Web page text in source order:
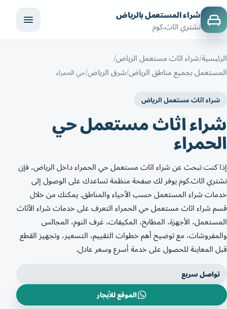
شراء المستعمل بالرياض
نشتري اثاث.كوم
الرئيسية شراء اثاث مستعمل الرياض
المستعمل بجميع مناطق الرياض شرق الرياض حي الحمراء
شراء اثاث مستعمل الرياض
شراء اثاث مستعمل حي
الحمراء
إذا كنت تبحث عن شراء اثاث مستعمل حي الحمراء داخل الرياض، فإن
نشتري اثاث.كوم يوفر لك صفحة منظمة تساعدك على الوصول إلى
خدمات شراء المستعمل حسب الأحياء والمناطق. يمكنك من خلال
قسم شراء اثاث مستعمل حي الحمراء التعرف على خدمات شراء الأثاث
المستعمل، الأجهزة، المطابخ، المكيفات، غرف النوم، المجالس
والمفروشات، مع توضيح أهم خطوات التقييم، التسعير، وتجهيز القطع
قبل المعاينة للحصول على خدمة أسرع وسعر عادل.
تواصل سريع
الموقع للأيجار